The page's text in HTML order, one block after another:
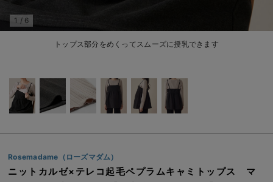
快適機能ウェア特集 パジャマ
erbaviva（エルバビーバ）
ハレの日に着るANGELIEBEのセレモニー
買って正解！高評価レビューアイテム
親子コーデ｜ママとベビーにおすすめ！
お部屋映えアイテム
トップス部分をめくってスムーズに授乳できます
1 / 6
Rosemadame（ローズマダム）
ニットカルゼ×テレコ起毛ペプラムキャミトップス マ